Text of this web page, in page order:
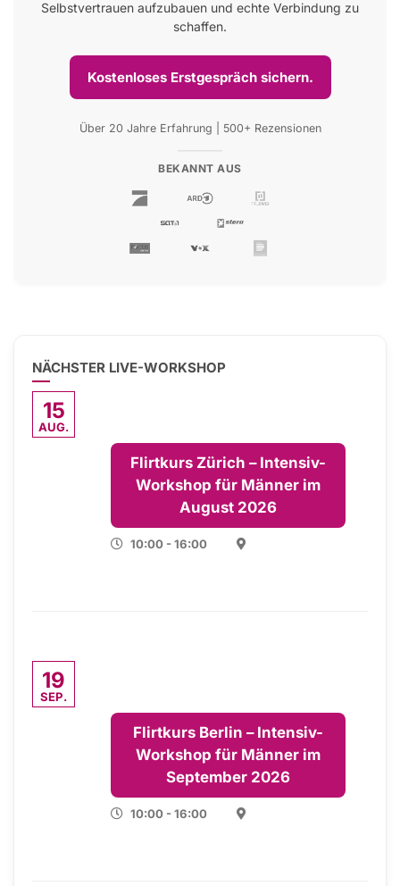
Selbstvertrauen aufzubauen und echte Verbindung zu
schaffen.
Kostenloses Erstgespräch sichern.
Über 20 Jahre Erfahrung | 500+ Rezensionen
BEKANNT AUS
NÄCHSTER LIVE-WORKSHOP
15
AUG.
Flirtkurs Zürich – Intensiv-
Workshop für Männer im
August 2026
10:00 - 16:00
19
SEP.
Flirtkurs Berlin – Intensiv-
Workshop für Männer im
September 2026
10:00 - 16:00